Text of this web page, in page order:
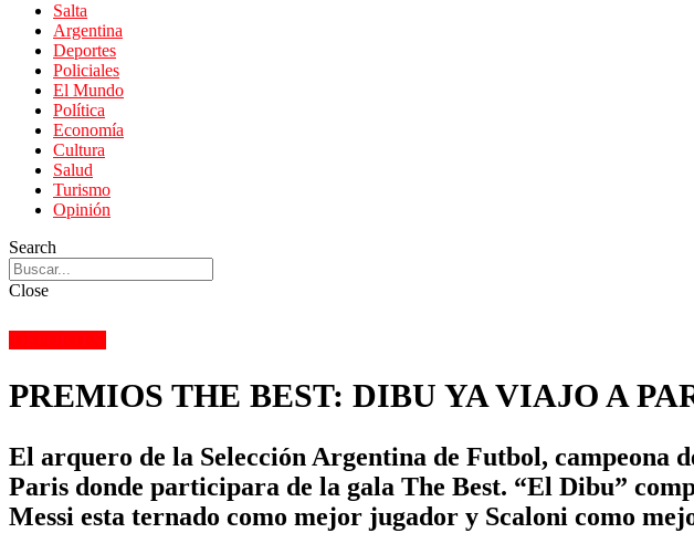
Salta
Argentina
Deportes
Policiales
El Mundo
Política
Economía
Cultura
Salud
Turismo
Opinión
Search
Close
PREMIOS THE BEST: DIBU YA VIAJO A
El arquero de la Selección Argentina de Futbol,
Paris donde participara de la gala The Best. “El Dibu”
Messi esta ternado como mejor jugador y Scaloni como